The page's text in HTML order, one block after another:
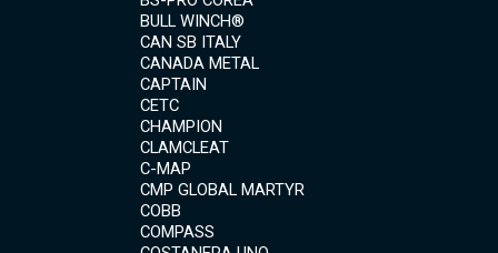
BULL WINCH®
CAN SB ITALY
CANADA METAL
CAPTAIN
CETC
CHAMPION
CLAMCLEAT
C-MAP
CMP GLOBAL MARTYR
COBB
COMPASS